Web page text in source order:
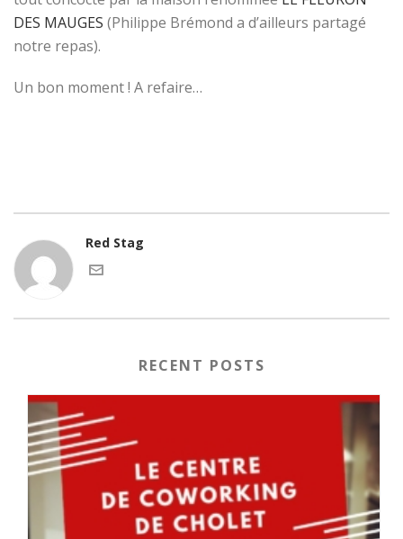
DES MAUGES (Philippe Brémond a d’ailleurs partagé
notre repas).
Un bon moment ! A refaire…
Red Stag
RECENT POSTS